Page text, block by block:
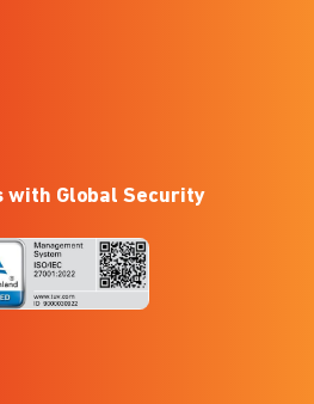
with Global Security